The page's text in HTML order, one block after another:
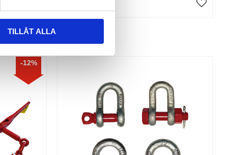
TILLÅT ALLA
12%